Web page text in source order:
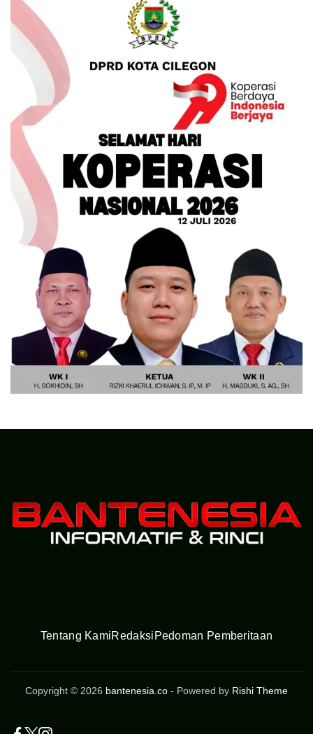
Tentang KamiRedaksi Pedoman Pemberitaan
Copyright © 2026 bantenesia.co - Powered by Rishi Theme